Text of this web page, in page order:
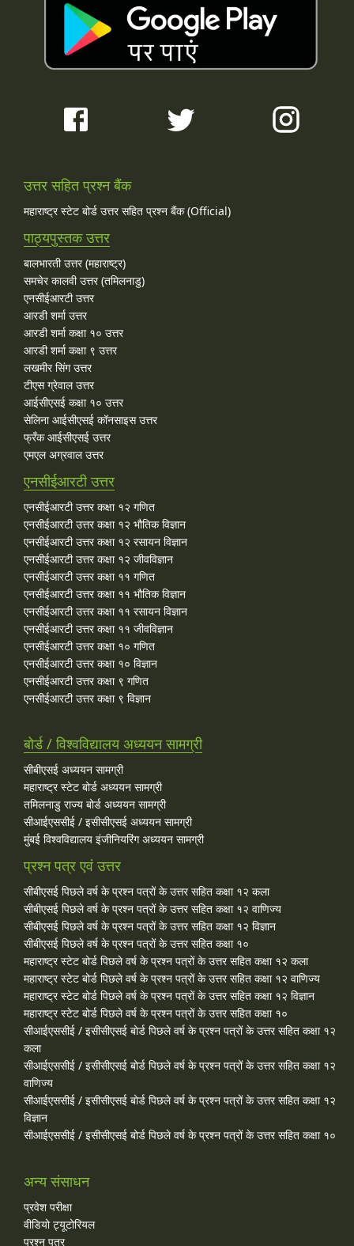
उत्तर सहित प्रश्न बैंक
महाराष्ट्र स्टेट बोर्ड उत्तर सहित प्रश्न बैंक (Official)
पाठ्यपुस्तक उत्तर
बालभारती उत्तर (महाराष्ट्र)
समचेर कालवी उत्तर (तमिलनाडु)
एनसीईआरटी उत्तर
आरडी शर्मा उत्तर
आरडी शर्मा कक्षा १० उत्तर
आरडी शर्मा कक्षा ९ उत्तर
लखमीर सिंग उत्तर
टीएस ग्रेवाल उत्तर
आईसीएसई कक्षा १० उत्तर
सेलिना आईसीएसई कॉनसाइस उत्तर
फ्रँक आईसीएसई उत्तर
एमएल अग्रवाल उत्तर
एनसीईआरटी उत्तर
एनसीईआरटी उत्तर कक्षा १२ गणित
एनसीईआरटी उत्तर कक्षा १२ भौतिक विज्ञान
एनसीईआरटी उत्तर कक्षा १२ रसायन विज्ञान
एनसीईआरटी उत्तर कक्षा १२ जीवविज्ञान
एनसीईआरटी उत्तर कक्षा ११ गणित
एनसीईआरटी उत्तर कक्षा ११ भौतिक विज्ञान
एनसीईआरटी उत्तर कक्षा ११ रसायन विज्ञान
एनसीईआरटी उत्तर कक्षा ११ जीवविज्ञान
एनसीईआरटी उत्तर कक्षा १० गणित
एनसीईआरटी उत्तर कक्षा १० विज्ञान
एनसीईआरटी उत्तर कक्षा ९ गणित
एनसीईआरटी उत्तर कक्षा ९ विज्ञान
बोर्ड / विश्वविद्यालय अध्ययन सामग्री
सीबीएसई अध्ययन सामग्री
महाराष्ट्र स्टेट बोर्ड अध्ययन सामग्री
तमिलनाडु राज्य बोर्ड अध्ययन सामग्री
सीआईएससीई / इसीसीएसई अध्ययन सामग्री
मुंबई विश्वविद्यालय इंजीनियरिंग अध्ययन सामग्री
प्रश्न पत्र एवं उत्तर
सीबीएसई पिछले वर्ष के प्रश्न पत्रों के उत्तर सहित कक्षा १२ कला
सीबीएसई पिछले वर्ष के प्रश्न पत्रों के उत्तर सहित कक्षा १२ वाणिज्य
सीबीएसई पिछले वर्ष के प्रश्न पत्रों के उत्तर सहित कक्षा १२ विज्ञान
सीबीएसई पिछले वर्ष के प्रश्न पत्रों के उत्तर सहित कक्षा १०
महाराष्ट्र स्टेट बोर्ड पिछले वर्ष के प्रश्न पत्रों के उत्तर सहित कक्षा १२ कला
महाराष्ट्र स्टेट बोर्ड पिछले वर्ष के प्रश्न पत्रों के उत्तर सहित कक्षा १२ वाणिज्य
महाराष्ट्र स्टेट बोर्ड पिछले वर्ष के प्रश्न पत्रों के उत्तर सहित कक्षा १२ विज्ञान
महाराष्ट्र स्टेट बोर्ड पिछले वर्ष के प्रश्न पत्रों के उत्तर सहित कक्षा १०
सीआईएससीई / इसीसीएसई बोर्ड पिछले वर्ष के प्रश्न पत्रों के उत्तर सहित कक्षा १२
कला
सीआईएससीई / इसीसीएसई बोर्ड पिछले वर्ष के प्रश्न पत्रों के उत्तर सहित कक्षा १२
वाणिज्य
सीआईएससीई / इसीसीएसई बोर्ड पिछले वर्ष के प्रश्न पत्रों के उत्तर सहित कक्षा १२
विज्ञान
सीआईएससीई / इसीसीएसई बोर्ड पिछले वर्ष के प्रश्न पत्रों के उत्तर सहित कक्षा १०
अन्य संसाधन
प्रवेश परीक्षा
वीडियो ट्यूटोरियल
प्रश्न पत्र